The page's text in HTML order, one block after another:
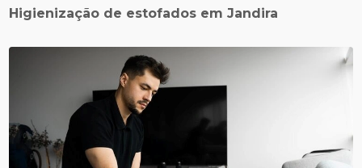
Higienização de estofados em Jandira